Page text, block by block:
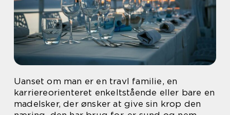
Uanset om man er en travl familie, en
karriereorienteret enkeltstående eller bare en
madelsker, der ønsker at give sin krop den